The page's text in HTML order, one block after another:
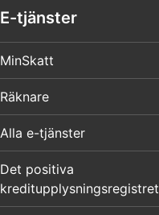
E-tjänster
MinSkatt
Räknare
Alla e-tjänster
Det positiva
kreditupplysningsregistret